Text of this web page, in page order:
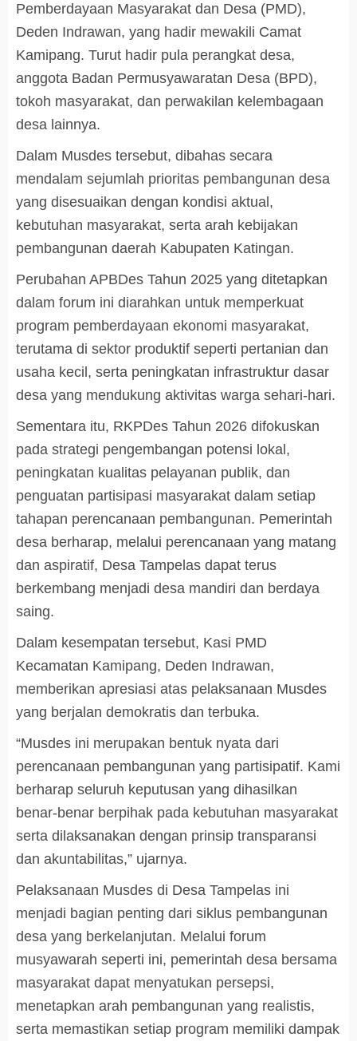
Pemberdayaan Masyarakat dan Desa (PMD),
Deden Indrawan, yang hadir mewakili Camat
Kamipang. Turut hadir pula perangkat desa,
anggota Badan Permusyawaratan Desa (BPD),
tokoh masyarakat, dan perwakilan kelembagaan
desa lainnya.
Dalam Musdes tersebut, dibahas secara
mendalam sejumlah prioritas pembangunan desa
yang disesuaikan dengan kondisi aktual,
kebutuhan masyarakat, serta arah kebijakan
pembangunan daerah Kabupaten Katingan.
Perubahan APBDes Tahun 2025 yang ditetapkan
dalam forum ini diarahkan untuk memperkuat
program pemberdayaan ekonomi masyarakat,
terutama di sektor produktif seperti pertanian dan
usaha kecil, serta peningkatan infrastruktur dasar
desa yang mendukung aktivitas warga sehari-hari.
Sementara itu, RKPDes Tahun 2026 difokuskan
pada strategi pengembangan potensi lokal,
peningkatan kualitas pelayanan publik, dan
penguatan partisipasi masyarakat dalam setiap
tahapan perencanaan pembangunan. Pemerintah
desa berharap, melalui perencanaan yang matang
dan aspiratif, Desa Tampelas dapat terus
berkembang menjadi desa mandiri dan berdaya
saing.
Dalam kesempatan tersebut, Kasi PMD
Kecamatan Kamipang, Deden Indrawan,
memberikan apresiasi atas pelaksanaan Musdes
yang berjalan demokratis dan terbuka.
“Musdes ini merupakan bentuk nyata dari
perencanaan pembangunan yang partisipatif. Kami
berharap seluruh keputusan yang dihasilkan
benar-benar berpihak pada kebutuhan masyarakat
serta dilaksanakan dengan prinsip transparansi
dan akuntabilitas,” ujarnya.
Pelaksanaan Musdes di Desa Tampelas ini
menjadi bagian penting dari siklus pembangunan
desa yang berkelanjutan. Melalui forum
musyawarah seperti ini, pemerintah desa bersama
masyarakat dapat menyatukan persepsi,
menetapkan arah pembangunan yang realistis,
serta memastikan setiap program memiliki dampak